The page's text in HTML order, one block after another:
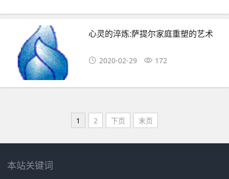
心灵的淬炼:萨提尔家庭重塑的艺术
2020-02-29 172
1 2 下页 末页
本站关键词